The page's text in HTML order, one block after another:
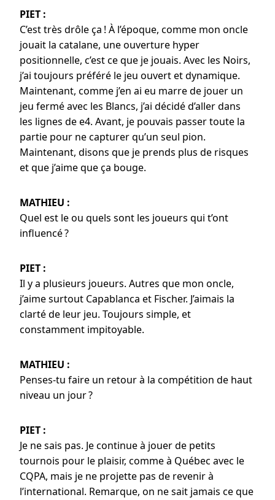
PIET :
C’est très drôle ça ! À l’époque, comme mon oncle
jouait la catalane, une ouverture hyper
positionnelle, c’est ce que je jouais. Avec les Noirs,
j’ai toujours préféré le jeu ouvert et dynamique.
Maintenant, comme j’en ai eu marre de jouer un
jeu fermé avec les Blancs, j’ai décidé d’aller dans
les lignes de e4. Avant, je pouvais passer toute la
partie pour ne capturer qu’un seul pion.
Maintenant, disons que je prends plus de risques
et que j’aime que ça bouge.
MATHIEU :
Quel est le ou quels sont les joueurs qui t’ont
influencé ?
PIET :
Il y a plusieurs joueurs. Autres que mon oncle,
j’aime surtout Capablanca et Fischer. J’aimais la
clarté de leur jeu. Toujours simple, et
constamment impitoyable.
MATHIEU :
Penses-tu faire un retour à la compétition de haut
niveau un jour ?
PIET :
Je ne sais pas. Je continue à jouer de petits
tournois pour le plaisir, comme à Québec avec le
CQPA, mais je ne projette pas de revenir à
l’international. Remarque, on ne sait jamais ce que